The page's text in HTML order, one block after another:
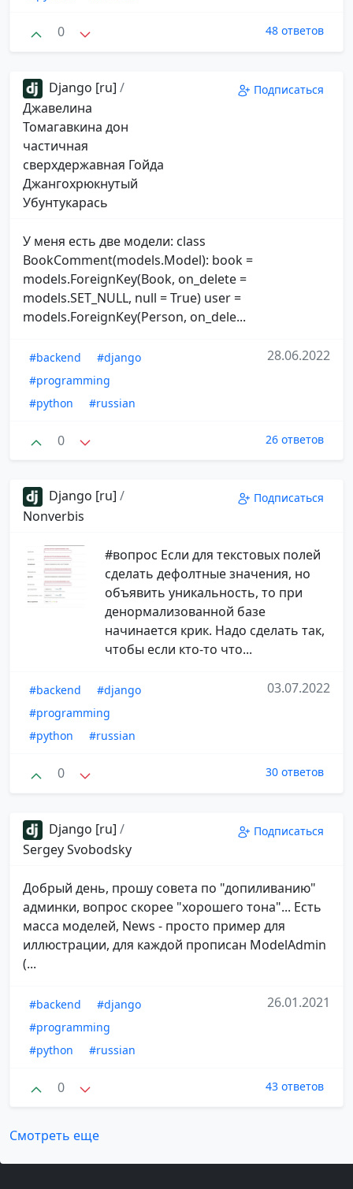
0 48 ответов
Django [ru] /
Джавелина
Томагавкина дон
частичная
сверхдержавная Гойда
Джангохрюкнутый
Убунтукарась
Подписаться
У меня есть две модели: class
BookComment(models.Model): book =
models.ForeignKey(Book, on_delete =
models.SET_NULL, null = True) user =
models.ForeignKey(Person, on_dele...
#backend
#django
#programming
#python
#russian
28.06.2022
0 26 ответов
Django [ru] /
Nonverbis
Подписаться
#вопрос Если для текстовых полей
сделать дефолтные значения, но
объявить уникальность, то при
денормализованной базе
начинается крик. Надо сделать так,
чтобы если кто-то что...
#backend
#django
#programming
#python
#russian
03.07.2022
0 30 ответов
Django [ru] /
Sergey Svobodsky
Подписаться
Добрый день, прошу совета по "допиливанию"
админки, вопрос скорее "хорошего тона"... Есть
масса моделей, News - просто пример для
иллюстрации, для каждой прописан ModelAdmin
(...
#backend
#django
#programming
#python
#russian
26.01.2021
0 43 ответов
Смотреть еще